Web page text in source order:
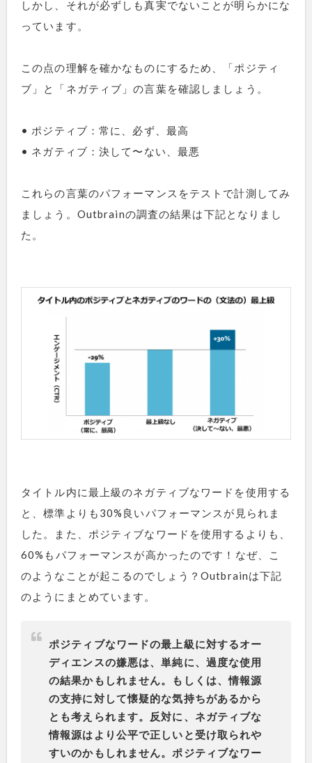
しかし、それが必ずしも真実でないことが明らかにな
っています。
この点の理解を確かなものにするため、「ポジティ
ブ」と「ネガティブ」の言葉を確認しましょう。
• ポジティブ：常に、必ず、最高
• ネガティブ：決して〜ない、最悪
これらの言葉のパフォーマンスをテストで計測してみ
ましょう。Outbrainの調査の結果は下記となりまし
た。
タイトル内に最上級のネガティブなワードを使用する
と、標準よりも30%良いパフォーマンスが見られま
した。また、ポジティブなワードを使用するよりも、
60%もパフォーマンスが高かったのです！なぜ、こ
のようなことが起こるのでしょう？Outbrainは下記
のようにまとめています。
ポジティブなワードの最上級に対するオー
ディエンスの嫌悪は、単純に、過度な使用
の結果かもしれません。もしくは、情報源
の支持に対して懐疑的な気持ちがあるから
とも考えられます。反対に、ネガティブな
情報源はより公平で正しいと受け取られや
すいのかもしれません。ポジティブなワー